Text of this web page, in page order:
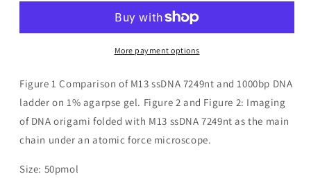
ssDNA-
mp18
ssDNA-
7249nt
More payment options
Figure 1 Comparison of M13 ssDNA 7249nt and 1000bp DNA
ladder on 1% agarpse gel. Figure 2 and Figure 2: Imaging
of DNA origami folded with M13 ssDNA 7249nt as the main
chain under an atomic force microscope.
Size: 50pmol